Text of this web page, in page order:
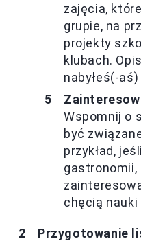
zajęcia,
grupie, na
projekty
klubach.
nabyłeś(-
Wspomnij o
być
przykład,
gastronomii,
chęcią
Przygotowanie